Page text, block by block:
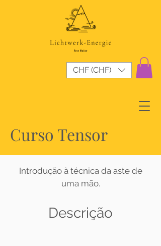
CHF (CHF)
Curso Tensor
Introdução à técnica da aste de
uma mão.
Descrição